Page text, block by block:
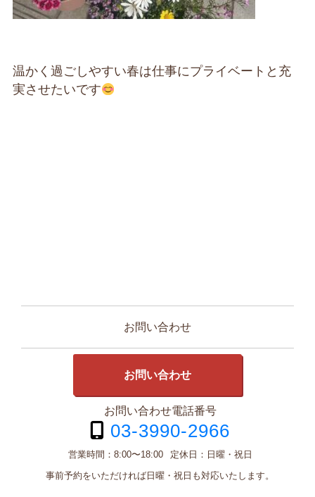
温かく過ごしやすい春は仕事にプライベートと充
実させたいです
お問い合わせ
お問い合わせ
お問い合わせ電話番号
03-3990-2966
営業時間： 8:00〜18:00 定休日： 日曜・祝日
事前予約をいただければ日曜・祝日も対応いたします。